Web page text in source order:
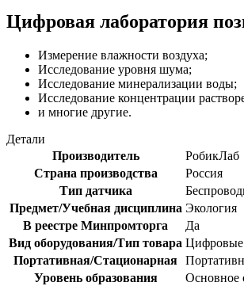
Цифровая лаборатория
Измерение влажности воздуха;
Исследование уровня шума;
Исследование минерализации воды;
Исследование концентрации
и многие другие.
Детали
Производитель
РобикЛаб
Страна производства
Россия
Тип датчика
Предмет/Учебная дисциплина Экология
В реестре Минпромторга
Да
Вид оборудования/Тип товара Цифровые
Портативная/Стационарная
Уровень образования
Основное